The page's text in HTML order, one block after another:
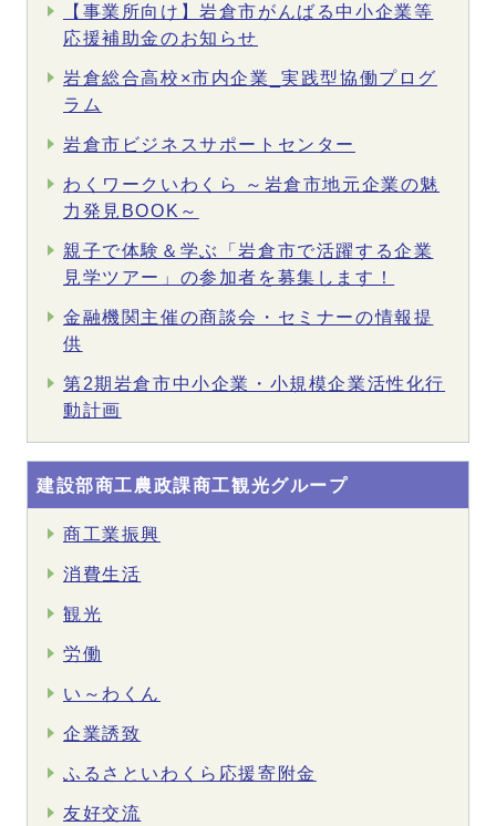
【事業所向け】岩倉市がんばる中小企業等
応援補助金のお知らせ
岩倉総合高校×市内企業_実践型協働プログ
ラム
岩倉市ビジネスサポートセンター
わくワークいわくら ～岩倉市地元企業の魅
力発見BOOK～
親子で体験＆学ぶ「岩倉市で活躍する企業
見学ツアー」の参加者を募集します！
金融機関主催の商談会・セミナーの情報提
供
第2期岩倉市中小企業・小規模企業活性化行
動計画
建設部商工農政課商工観光グループ
商工業振興
消費生活
観光
労働
い～わくん
企業誘致
ふるさといわくら応援寄附金
友好交流